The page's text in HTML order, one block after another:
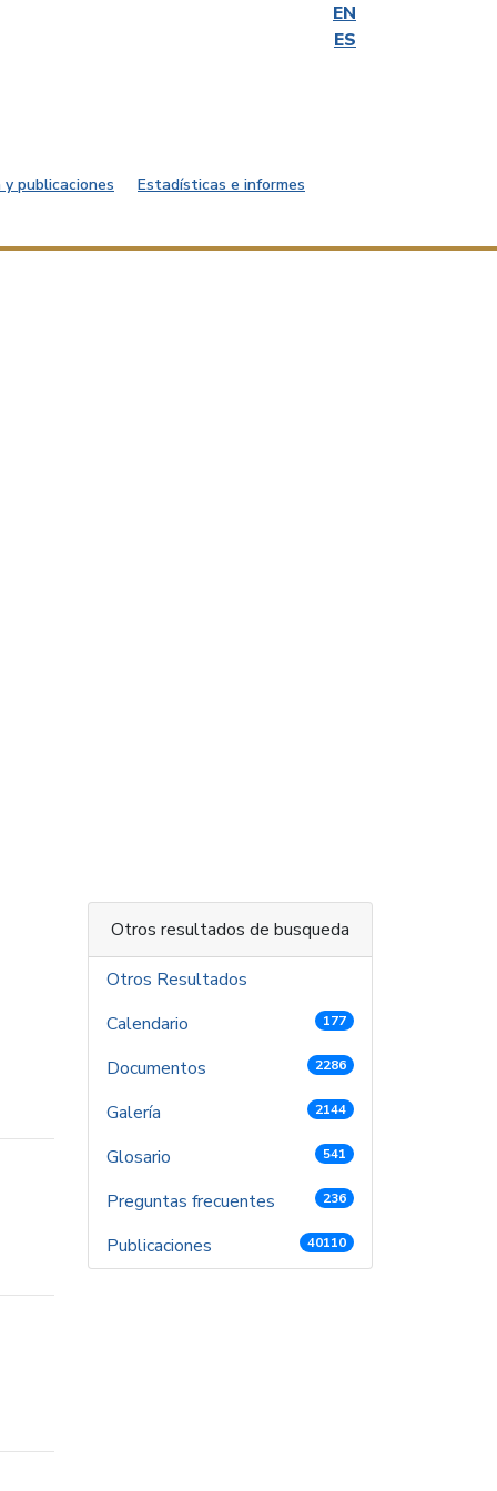
EN
ES
publicaciones Estadísticas e informes
Otros resultados de busqueda
Otros Resultados
Calendario
177
Documentos 2286
Galería 2144
Glosario 541
Preguntas frecuentes 236
Publicaciones 40110